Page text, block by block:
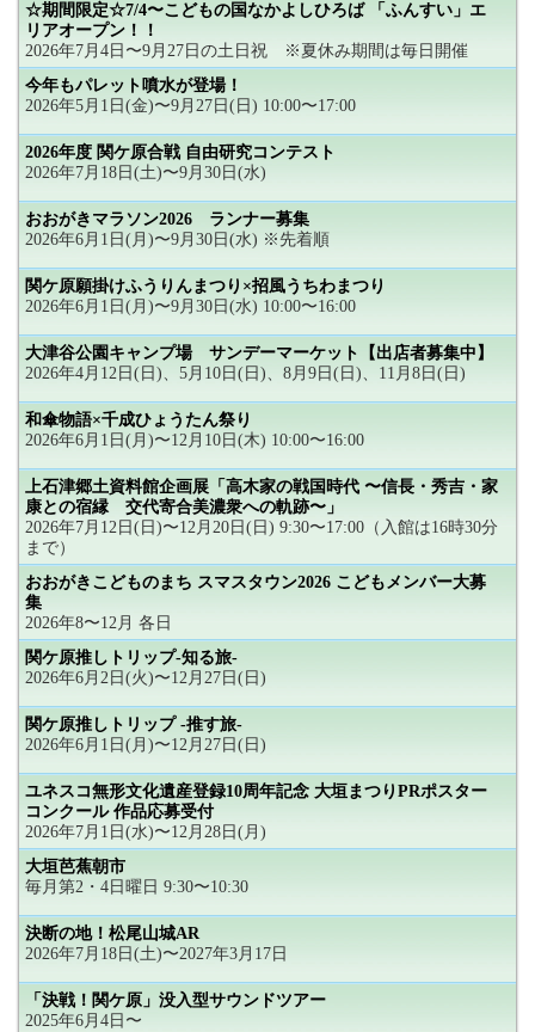
☆期間限定☆7/4〜こどもの国なかよしひろば 「ふんすい」エ
リアオープン！！
2026年7月4日〜9月27日の土日祝 ※夏休み期間は毎日開催
今年もパレット噴水が登場！
2026年5月1日(金)〜9月27日(日) 10:00〜17:00
2026年度 関ケ原合戦 自由研究コンテスト
2026年7月18日(土)〜9月30日(水)
おおがきマラソン2026 ランナー募集
2026年6月1日(月)〜9月30日(水) ※先着順
関ケ原願掛けふうりんまつり×招風うちわまつり
2026年6月1日(月)〜9月30日(水) 10:00〜16:00
大津谷公園キャンプ場 サンデーマーケット【出店者募集中】
2026年4月12日(日)、5月10日(日)、8月9日(日)、11月8日(日)
和傘物語×千成ひょうたん祭り
2026年6月1日(月)〜12月10日(木) 10:00〜16:00
上石津郷土資料館企画展「高木家の戦国時代 〜信長・秀吉・家
康との宿縁 交代寄合美濃衆への軌跡〜」
2026年7月12日(日)〜12月20日(日) 9:30〜17:00（入館は16時30分
まで）
おおがきこどものまち スマスタウン2026 こどもメンバー大募
集
2026年8〜12月 各日
関ケ原推しトリップ-知る旅-
2026年6月2日(火)〜12月27日(日)
関ケ原推しトリップ -推す旅-
2026年6月1日(月)〜12月27日(日)
ユネスコ無形文化遺産登録10周年記念 大垣まつりPRポスター
コンクール 作品応募受付
2026年7月1日(水)〜12月28日(月)
大垣芭蕉朝市
毎月第2・4日曜日 9:30〜10:30
決断の地！松尾山城AR
2026年7月18日(土)〜2027年3月17日
「決戦！関ケ原」没入型サウンドツアー
2025年6月4日〜